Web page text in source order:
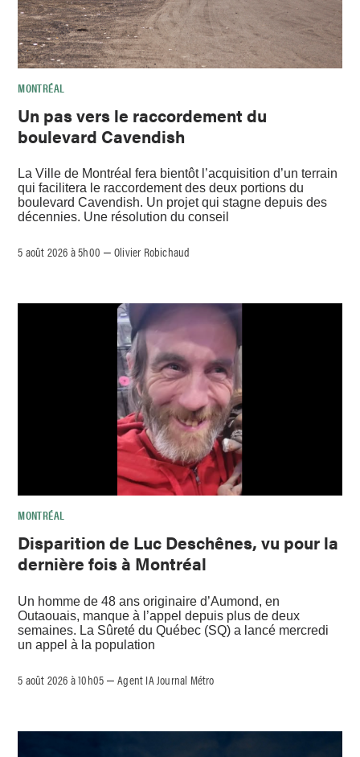
MONTRÉAL
Un pas vers le raccordement du
boulevard Cavendish
La Ville de Montréal fera bientôt l’acquisition d’un terrain
qui facilitera le raccordement des deux portions du
boulevard Cavendish. Un projet qui stagne depuis des
décennies. Une résolution du conseil
5 août 2026 à 5h00 –Olivier Robichaud
MONTRÉAL
Disparition de Luc Deschênes, vu pour la
dernière fois à Montréal
Un homme de 48 ans originaire d’Aumond, en
Outaouais, manque à l’appel depuis plus de deux
semaines. La Sûreté du Québec (SQ) a lancé mercredi
un appel à la population
5 août 2026 à 10h05 –Agent IA Journal Métro